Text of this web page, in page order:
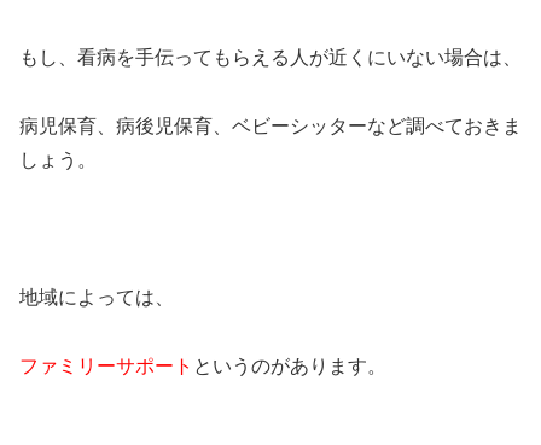
もし、看病を手伝ってもらえる人が近くにいない場合は、
病児保育、病後児保育、ベビーシッターなど調べておきま
しょう。
地域によっては、
ファミリーサポート というのがあります。